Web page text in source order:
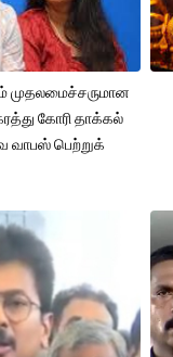
முதலமைச்சருமான
கோரி தாக்கல்
வாபஸ் பெற்றுக்